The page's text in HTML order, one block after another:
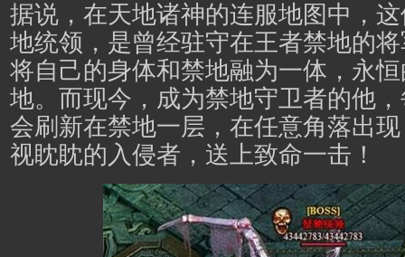
据说，在天地诸神的连服地图中，
地统领，是曾经驻守在王者禁地的
将自己的身体和禁地融为一体，永
地。而现今，成为禁地守卫者的他
会刷新在禁地一层，在任意角落出
视眈眈的入侵者，送上致命一击！